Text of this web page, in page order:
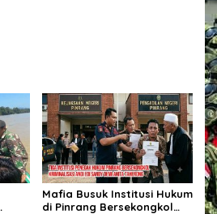
Mafia Busuk Institusi Hukum
di Pinrang Bersekongkol